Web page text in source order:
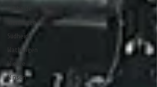
Nienhagen
Südheide
Wathlingen
Wietze
Winsen